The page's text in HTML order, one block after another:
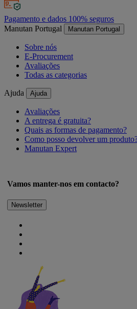
Pagamento e dados 100% seguros
Manutan Portugal
Manutan Portugal
Sobre nós
E-Procurement
Avaliações
Todas as categorias
Ajuda Ajuda
Avaliações
A entrega é gratuita?
Quais as formas de pagamento?
Como posso devolver um
Manutan Expert
Vamos manter-nos em contacto?
Newsletter